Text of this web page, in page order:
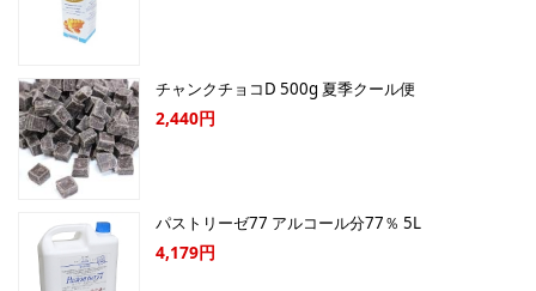
チャンクチョコD 500g 夏季クール便
2,440円
パストリーゼ77 アルコール分77％ 5L
4,179円